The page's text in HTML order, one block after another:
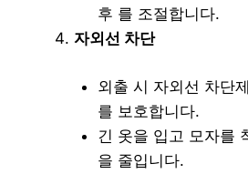
후 를 조절합니다.
자외선 차단
외출 시 자외선 차단
를 보호합니다.
긴 옷을 입고 모자를
을 줄입니다.